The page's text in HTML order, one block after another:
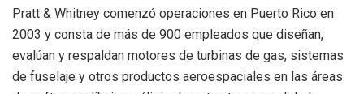
Pratt & Whitney comenzó operaciones en Puerto Rico en
2003 y consta de más de 900 empleados que diseñan,
evalúan y respaldan motores de turbinas de gas, sistemas
de fuselaje y otros productos aeroespaciales en las áreas